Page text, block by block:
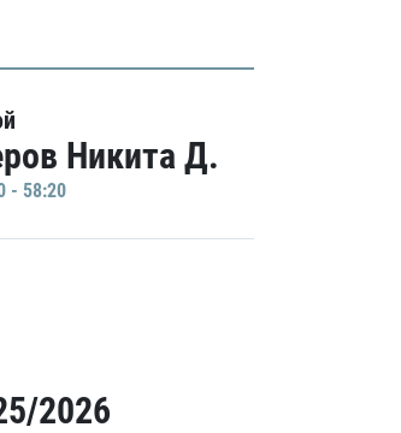
Никита Д.
- 58:20
2026